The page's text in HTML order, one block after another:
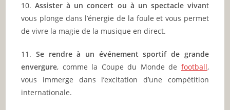
10.Assister à un concert ou à un spectacle vivant
vous plonge dans l’énergie de la foule et vous permet
de vivre la magie de la musique en direct.
11. Se rendre à un événement sportif de grande
envergure, comme la Coupe du Monde de football,
vous immerge dans l’excitation d’une compétition
internationale.